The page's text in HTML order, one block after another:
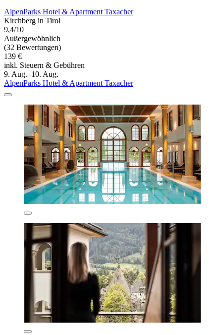
AlpenParks Hotel & Apartment Taxacher
Kirchberg in Tirol
9,4/10
Außergewöhnlich
(32 Bewertungen)
139 €
inkl. Steuern & Gebühren
9. Aug.–10. Aug.
AlpenParks Hotel & Apartment Taxacher